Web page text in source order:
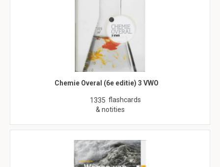
Chemie Overal (6e editie) 3 VWO
1335 flashcards
& notities